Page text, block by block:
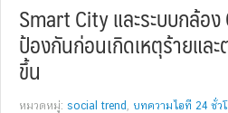
Smart City และระบบกล้อง
ป้องกันก่อนเกิดเหตุร้ายแล
ขึ้น
หมวดหมู่: social trend , บทความไอที 24 ชั่วโ